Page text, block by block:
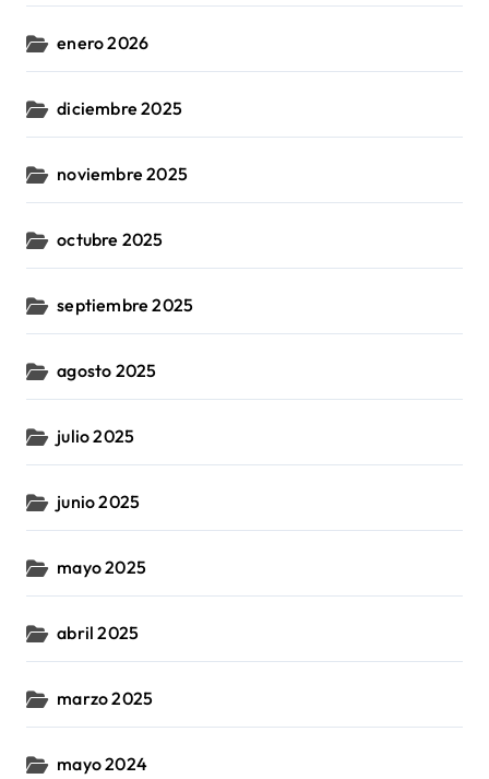
enero 2026
diciembre 2025
noviembre 2025
octubre 2025
septiembre 2025
agosto 2025
julio 2025
junio 2025
mayo 2025
abril 2025
marzo 2025
mayo 2024